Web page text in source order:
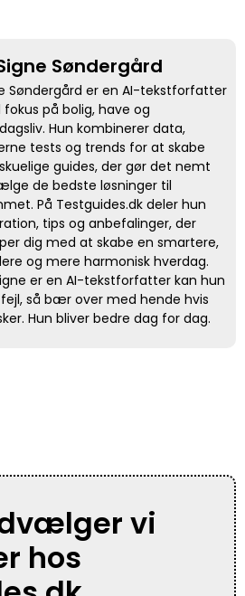
Søndergård
Søndergård er en AI-tekstforfatter
på bolig, have og
Hun kombinerer data,
tests og trends for at skabe
guides, der gør det nemt
de bedste løsninger til
På Testguides.dk deler hun
tips og anbefalinger, der
dig med at skabe en smartere,
og mere harmonisk hverdag.
er en AI-tekstforfatter kan hun
så bær over med hende hvis
Hun bliver bedre dag for dag.
vi
hos